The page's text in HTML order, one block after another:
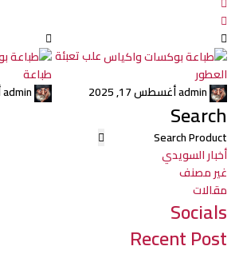
علب تعبئة
العطور
أغسطس 17, 2025
طباعة
Search
أخبار السويدي
غير مصنف
مقالات
Socials
Recent Post